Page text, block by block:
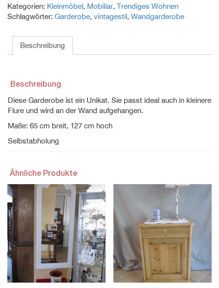
Menge
Kategorien: Kleinmöbel, Mobiliar, Trendiges Wohnen
Schlagwörter: Garderobe, vintagestil, Wandgarderobe
Beschreibung
Beschreibung
Diese Garderobe ist ein Unikat. Sie passt ideal auch in kleinere
Flure und wird an der Wand aufgehangen.
Maße: 65 cm breit, 127 cm hoch
Selbstabholung
Ähnliche Produkte